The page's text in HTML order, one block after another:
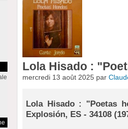
Lola Hisado :
mercredi 13 août 2025 par
Lola Hisado : "Poetas
Explosión, ES - 34108